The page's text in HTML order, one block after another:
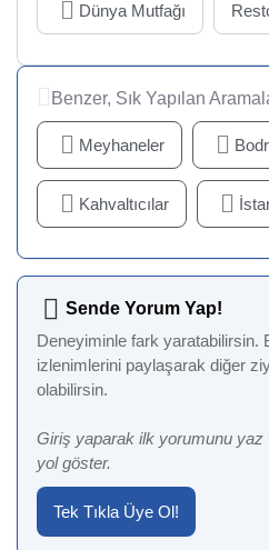
Dünya Mutfağı
Benzer, Sık Yapılan
Meyhaneler
Kahvaltıcılar
Sende Yorum Yap!
Deneyiminle fark yaratabilirsin.
izlenimlerini paylaşarak diğer
olabilirsin.
Giriş yaparak ilk yorumunu
yol göster.
Tek Tıkla Üye Ol!